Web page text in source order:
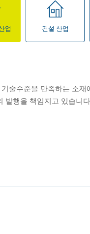
업 건설 산업
술수준을 만족하는 소
발행을 책임지고 있습니